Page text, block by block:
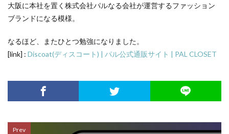
大阪に本社を置く株式会社パルなる会社が運営するファッション
ブランドになる模様。
なるほど、またひとつ勉強になりました。
[link] : Discoat(ディスコート) | パル公式通販サイト | PAL CLOSET
Prev